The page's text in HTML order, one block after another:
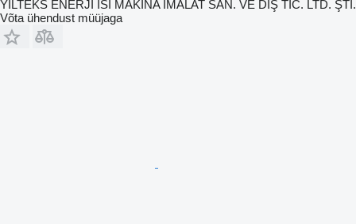
YILTEKS ENERJI ISI MAKİNA İMALAT SAN. VE DIŞ TİC. LTD. ŞTİ.
Võta ühendust müüjaga